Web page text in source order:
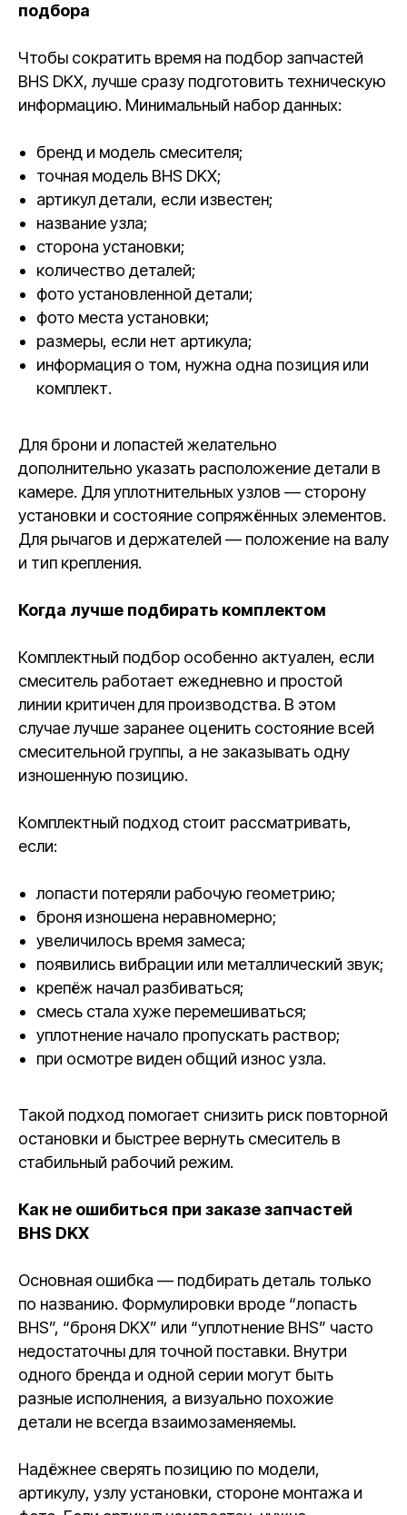
подбора
Чтобы сократить время на подбор запчастей
BHS DKX, лучше сразу подготовить техническую
информацию. Минимальный набор данных:
бренд и модель смесителя;
точная модель BHS DKX;
артикул детали, если известен;
название узла;
сторона установки;
количество деталей;
фото установленной детали;
фото места установки;
размеры, если нет артикула;
информация о том, нужна одна позиция или
комплект.
Для брони и лопастей желательно
дополнительно указать расположение детали в
камере. Для уплотнительных узлов — сторону
установки и состояние сопряжённых элементов.
Для рычагов и держателей — положение на валу
и тип крепления.
Когда лучше подбирать комплектом
Комплектный подбор особенно актуален, если
смеситель работает ежедневно и простой
линии критичен для производства. В этом
случае лучше заранее оценить состояние всей
смесительной группы, а не заказывать одну
изношенную позицию.
Комплектный подход стоит рассматривать,
если:
лопасти потеряли рабочую геометрию;
броня изношена неравномерно;
увеличилось время замеса;
появились вибрации или металлический звук;
крепёж начал разбиваться;
смесь стала хуже перемешиваться;
уплотнение начало пропускать раствор;
при осмотре виден общий износ узла.
Такой подход помогает снизить риск повторной
остановки и быстрее вернуть смеситель в
стабильный рабочий режим.
Как не ошибиться при заказе запчастей
BHS DKX
Основная ошибка — подбирать деталь только
по названию. Формулировки вроде “лопасть
BHS”, “броня DKX” или “уплотнение BHS” часто
недостаточны для точной поставки. Внутри
одного бренда и одной серии могут быть
разные исполнения, а визуально похожие
детали не всегда взаимозаменяемы.
Надёжнее сверять позицию по модели,
артикулу, узлу установки, стороне монтажа и